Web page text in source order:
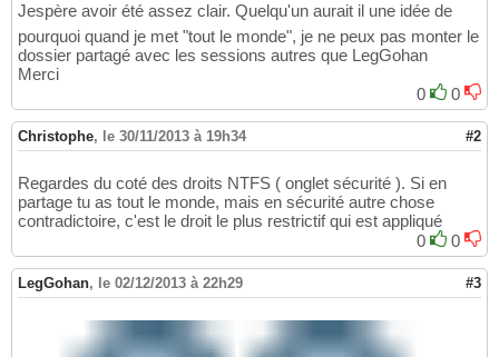
Jespère avoir été assez clair. Quelqu'un aurait il une idée de
pourquoi quand je met "tout le monde", je ne peux pas monter le
dossier partagé avec les sessions autres que LegGohan
Merci
0
0
Christophe, le 30/11/2013 à 19h34 #2
Regardes du coté des droits NTFS ( onglet sécurité ). Si en
partage tu as tout le monde, mais en sécurité autre chose
contradictoire, c'est le droit le plus restrictif qui est appliqué
0
0
LegGohan, le 02/12/2013 à 22h29 #3